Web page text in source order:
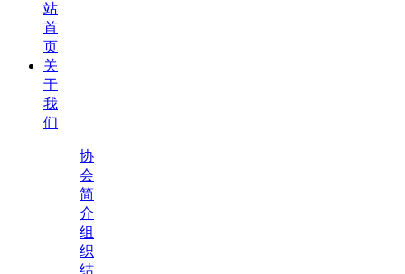
站
首
页
关
于
我
们
协
会
简
介
组
织
结